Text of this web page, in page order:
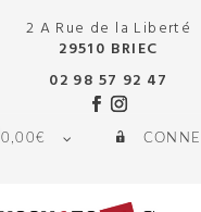
2 A Rue de la Liberté
29510 BRIEC
02 98 57 92 47
0,00€